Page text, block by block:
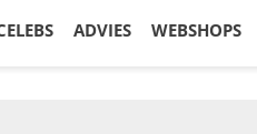
ADVIES WEBSHOPS